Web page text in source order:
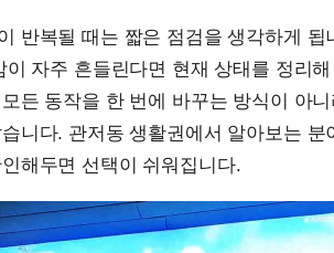
반복될 때는 짧은 점검을 생각하게 됩
자주 흔들린다면 현재 상태를 정리
든 동작을 한 번에 바꾸는 방식이 아
니다. 관저동 생활권에서 알아보는 분
해두면 선택이 쉬워집니다.